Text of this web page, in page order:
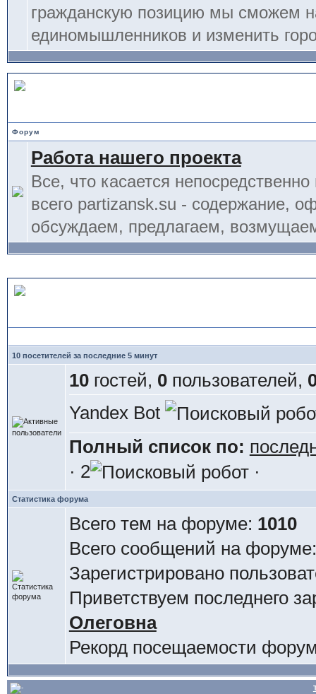
гражданскую позицию мы сможем
единомышленников и изменить
Форум
Работа нашего проекта
Все, что касается
всего partizansk.su - содержание,
обсуждаем, предлагаем,
10 посетителей за последние 5 минут
10гостей, 0пользователей,
Yandex Bot
Полный список по:
· 2
·
Статистика форума
Всего тем на форуме: 1010
Всего сообщений на
Зарегистрировано
Приветствуем последнего
Олеговна
Рекорд посещаемости